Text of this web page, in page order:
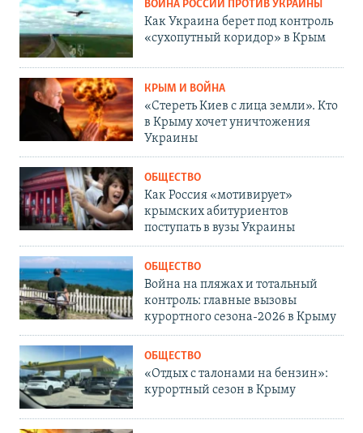
ВОЙНА РОССИИ ПРОТИВ УКРАИНЫ
Как Украина берет под контроль
«сухопутный коридор» в Крым
КРЫМ И ВОЙНА
«Стереть Киев с лица земли». Кто
в Крыму хочет уничтожения
Украины
ОБЩЕСТВО
Как Россия «мотивирует»
крымских абитуриентов
поступать в вузы Украины
ОБЩЕСТВО
Война на пляжах и тотальный
контроль: главные вызовы
курортного сезона-2026 в Крыму
ОБЩЕСТВО
«Отдых с талонами на бензин»:
курортный сезон в Крыму